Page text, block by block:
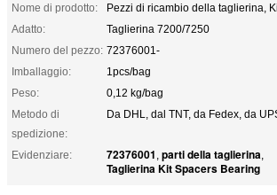
Nome di prodotto:
Pezzi di ricambio della taglierina,
Adatto:
Taglierina 7200/7250
Numero del pezzo: 72376001-
Imballaggio:
1pcs/bag
Peso:
0,12 kg/bag
Metodo di
spedizione:
Da DHL, dal TNT, da Fedex, da
Evidenziare: 72376001 , parti della taglierina,
Taglierina Kit Spacers Bearing